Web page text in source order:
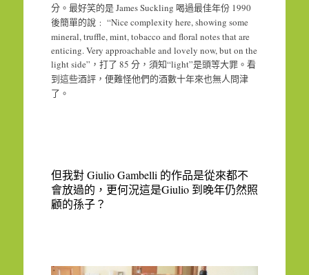
分。最好笑的是James Suckling 喝過最佳年份1990
後簡單的說﹕ “Nice complexity here, showing some
mineral, truffle, mint, tobacco and floral notes that are
enticing.Very approachable and lovely now, but on the
light side” ，打了 85 分，須知“light”是頭等大罪。看
到這些酒評，便難怪他們的酒數十年來也無人問津
了。
但我對 Giulio Gambelli 的作品是從來都不
會放過的，更何況這是Giulio 到晚年仍然照
顧的孫子？